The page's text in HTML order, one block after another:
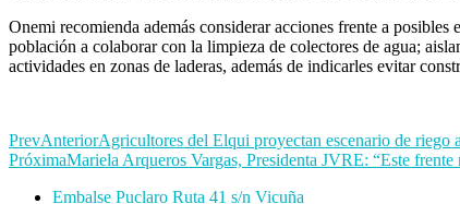
Onemi recomienda además considerar acciones frente a
población a colaborar con la limpieza de colectores de agua;
actividades en zonas de laderas, además de indicarles evitar
PrevAnteriorAgricultores del Elqui proyectan escenario de riego
PróximaMariela Arqueros Vargas, Presidenta JVRE: “Este
Embalse Puclaro Ruta 41 s/n Vicuña